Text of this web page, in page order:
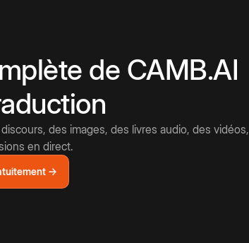
de CAMB.AI
des images, des livres audio, des vidéos,
en direct.
→